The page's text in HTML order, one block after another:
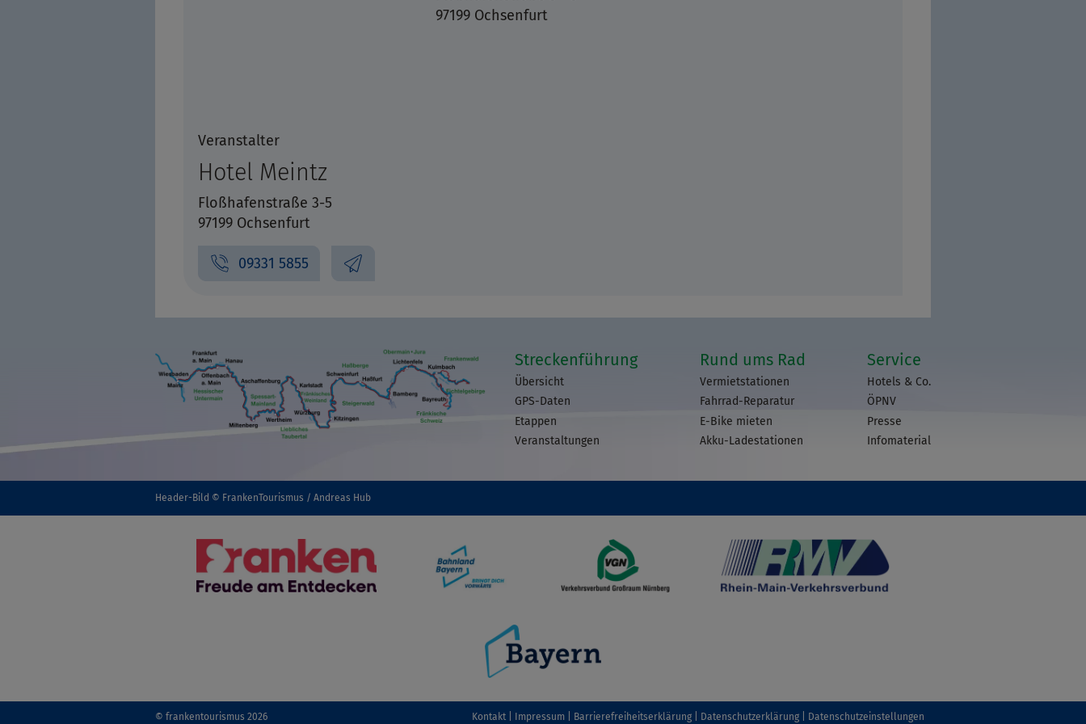
97199 Ochsenfurt
Veranstalter
Hotel Meintz
Floßhafenstraße 3-5
97199 Ochsenfurt
09331 5855
Streckenführung
Übersicht
GPS-Daten
Etappen
Veranstaltungen
Rund ums Rad
Vermietstationen
Fahrrad-Reparatur
E-Bike mieten
Akku-Ladestationen
Service
Hotels & Co.
ÖPNV
Presse
Infomaterial
Header-Bild © FrankenTourismus / Andreas Hub
© frankentourismus 2026 Kontakt Impressum Barrierefreiheitserklärung Datenschutzerklärung Datenschutzeinstellungen